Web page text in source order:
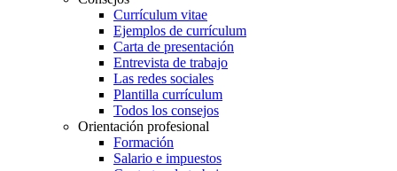
Currículum vitae
Ejemplos de currículum
Carta de presentación
Entrevista de trabajo
Las redes sociales
Plantilla currículum
Todos los consejos
Orientación profesional
Formación
Salario e impuestos